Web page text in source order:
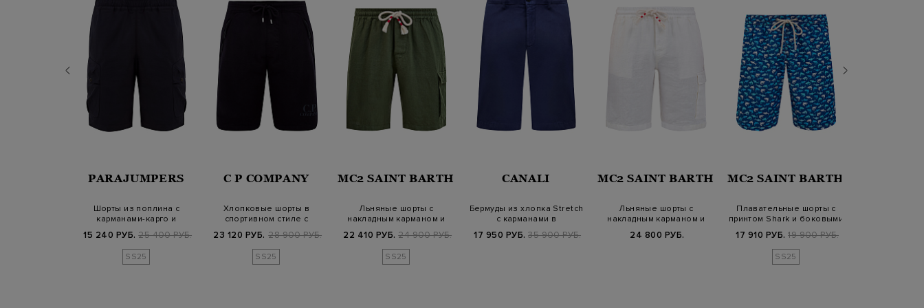
PARAJUMPERS
Шорты из поплина с
карманами-карго и
15 240 РУБ. 25 400 РУБ.
SS25
C P COMPANY
Хлопковые шорты в
спортивном стиле с
23 120 РУБ. 28 900 РУБ.
SS25
MC2 SAINT BARTH
Льняные шорты с
накладным карманом и
22 410 РУБ. 24 900 РУБ.
SS25
CANALI
Бермуды из хлопка Stretch
с карманами в
17 950 РУБ. 35 900 РУБ.
MC2 SAINT BARTH
Льняные шорты с
накладным карманом и
24 800 РУБ.
MC2 SAINT BARTH
Плавательные шорты с
принтом Shark и боковыми
17 910 РУБ. 19 900 РУБ.
SS25